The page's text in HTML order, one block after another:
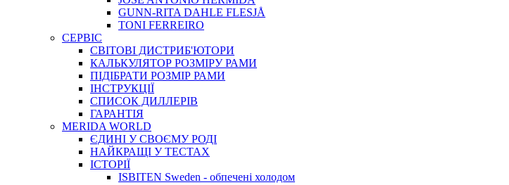
GUNN-RITA DAHLE FLESJÅ
TONI FERREIRO
СЕРВІС
СВІТОВІ ДИСТРИБ'ЮТОРИ
КАЛЬКУЛЯТОР РОЗМIРУ РАМИ
ПІДІБРАТИ РОЗМІР РАМИ
IНСТРУКЦIЇ
СПИСОК ДИЛЛЕРІВ
ГАРАНТIЯ
MERIDA WORLD
ЄДИНI У СВОЄМУ РОДI
НАЙКРАЩІ У ТЕСТАХ
ІСТОРІЇ
ISBITEN Sweden - обпечені холодом